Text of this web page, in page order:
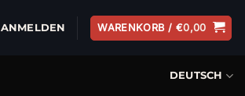
ANMELDEN WARENKORB / €0,00
DEUTSCH